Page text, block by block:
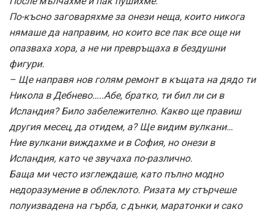
По-късно заговаряхме за онези неща, които никога
нямаше да направим, но които все пак все още ни
опазваха хора, а не ни превръщаха в бездушни
фигури.
– Ще направя нов голям ремонт в къщата на дядо ти
Никола в Дебнево…..Абе, братко, ти бил ли си в
Исландия? Било забележително. Какво ще правиш
другия месец, да отидем, а? Ще видим вулкани…
Ние вулкани виждахме и в София, но онези в
Исландия, като че звучаха по-различно.
Баща ми често изглеждаше, като пълно модно
недоразумение в облеклото. Ризата му стърчеше
полуизвадена на гърба, с дънки, маратонки и сако